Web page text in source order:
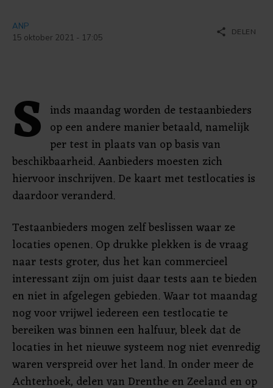
ANP
15 oktober 2021 - 17:05
share DELEN
S inds maandag worden de testaanbieders
op een andere manier betaald, namelijk
per test in plaats van op basis van
beschikbaarheid. Aanbieders moesten zich
hiervoor inschrijven. De kaart met testlocaties is
daardoor veranderd.
Testaanbieders mogen zelf beslissen waar ze
locaties openen. Op drukke plekken is de vraag
naar tests groter, dus het kan commercieel
interessant zijn om juist daar tests aan te bieden
en niet in afgelegen gebieden. Waar tot maandag
nog voor vrijwel iedereen een testlocatie te
bereiken was binnen een halfuur, bleek dat de
locaties in het nieuwe systeem nog niet evenredig
waren verspreid over het land. In onder meer de
Achterhoek, delen van Drenthe en Zeeland en op